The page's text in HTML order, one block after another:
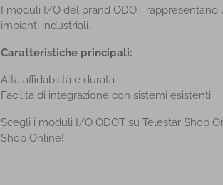
I moduli I/O del brand ODOT
impianti industriali.
Caratteristiche principali:
Alta affidabilità e durata
Facilità di integrazione con sistemi esistenti
Scegli i moduli I/O ODOT su Telestar Shop
Shop Online!